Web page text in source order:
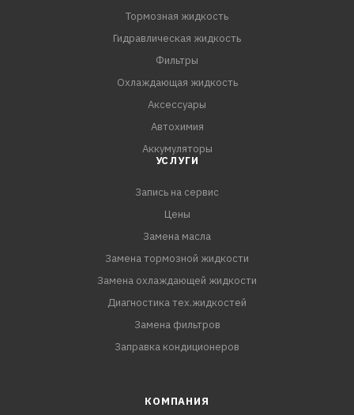
повышая обороты до 1500 – 2500 об/мин.
- Устраняет неровную работу двигателя на холостых и
- Облегчает холодный запуск
Тормозная жидкость
Гидравлическая жидкость
Фильтры
Охлаждающая жидкость
Аксессуары
Автохимия
Аккумуляторы
УСЛУГИ
Запись на сервис
Цены
Замена масла
Замена тормозной жидкости
Замена охлаждающей жидкости
Диагностика тех.жидкостей
Замена фильтров
Заправка кондиционеров
КОМПАНИЯ